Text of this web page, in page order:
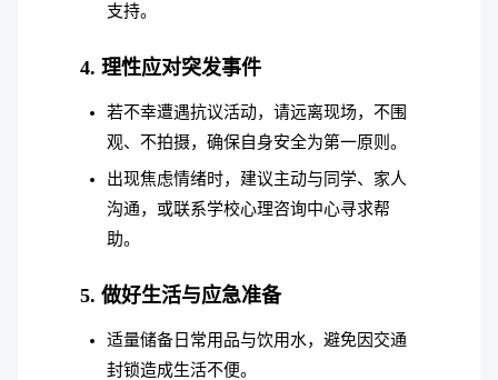
支持。
4. 理性应对突发事件
若不幸遭遇抗议活动，请远离现场，不围
观、不拍摄，确保自身安全为第一原则。
出现焦虑情绪时，建议主动与同学、家人
沟通，或联系学校心理咨询中心寻求帮
助。
5. 做好生活与应急准备
适量储备日常用品与饮用水，避免因交通
封锁造成生活不便。